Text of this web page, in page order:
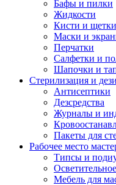
Бафы и пилки
Жидкости
Кисти и
Маски и
Перчатки
Салфетки и
Шапочки и
Стерилизация и
Антисептики
Дезсредства
Журналы и
Пакеты для
Рабочее место
Типсы и
Мебель для